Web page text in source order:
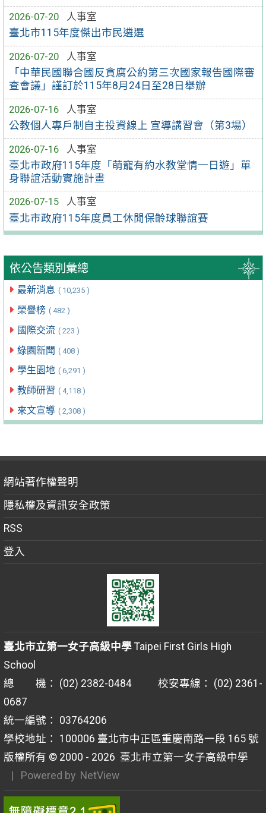
2026-07-20
人事室
臺北市115年度傑出市民遴選
2026-07-20
人事室
「中華民國聯合國反貪腐公約第三次國家報告國際審
查會議」謹訂於115年8月24日至28日舉辦
2026-07-16
人事室
公教個人專戶制自主投資線上 宣導講習會（第3場）
2026-07-16
人事室
臺北市政府115年度「萌寵有約水教堂情一日遊」單
身聯誼活動實施計畫
2026-07-15
人事室
臺北市政府115年度員工休閒保齡球聯誼賽
依公告類別彙總
最新消息 ( 10,235 )
榮譽榜 ( 482 )
國際交流 ( 223 )
綠園新聞 ( 408 )
學生園地 ( 6,291 )
教師研習 ( 4,118 )
來文宣導 ( 2,308 )
網站著作權聲明
隱私權及資訊安全政策
RSS
登入
臺北市立第一女子高級中學Taipei First Girls High
School
總 機： (02) 2382-0484 校安專線： (02) 2361-
0687
統一編號： 03764206
學校地址： 100006 臺北市中正區重慶南路一段 165 號
版權所有 © 2000 - 2026 臺北市立第一女子高級中學
| Powered by NetView